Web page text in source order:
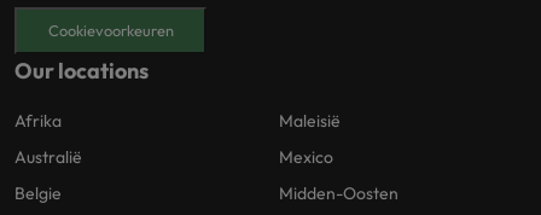
Cookievoorkeuren
Our locations
Afrika
Australië
Belgie
Maleisië
Mexico
Midden-Oosten